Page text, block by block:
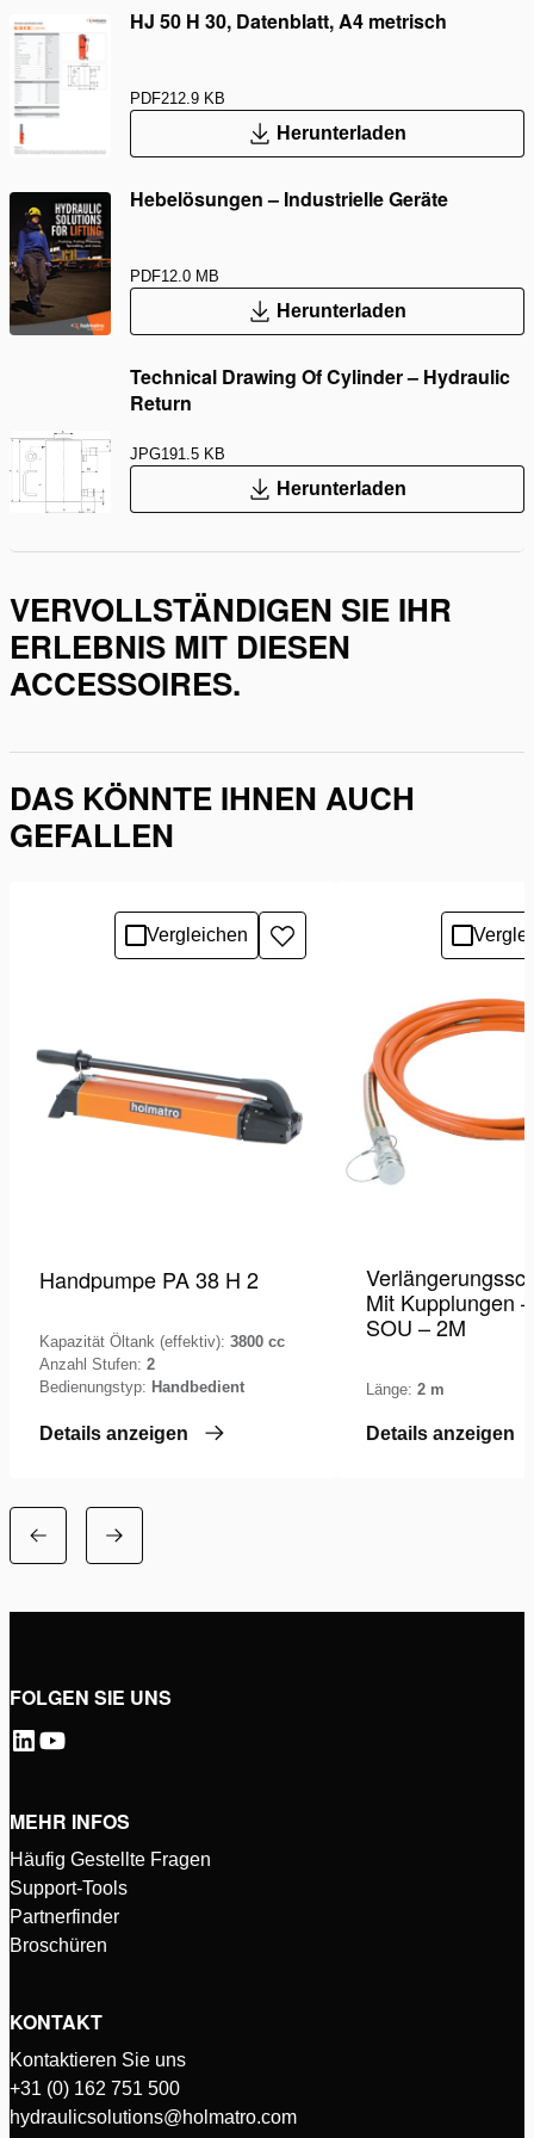
HJ 50 H 30, Datenblatt, A4 metrisch
PDF212.9 KB
Herunterladen
Hebelösungen – Industrielle Geräte
PDF12.0 MB
Herunterladen
Technical Drawing Of Cylinder – Hydraulic
Return
JPG191.5 KB
Herunterladen
VERVOLLSTÄNDIGEN SIE IHR
ERLEBNIS MIT DIESEN
ACCESSOIRES.
DAS KÖNNTE IHNEN AUCH
GEFALLEN
Vergleichen
Zur
Wunschliste
Handpumpe PA 38 H 2
Kapazität Öltank (effektiv): 3800 cc
Anzahl Stufen: 2
Bedienungstyp: Handbedient
Details anzeigen
Mit Kupplungen
SOU – 2M
Länge: 2 m
Details anzeigen
FOLGEN SIE UNS
MEHR INFOS
Häufig Gestellte Fragen
Support-Tools
Partnerfinder
Broschüren
KONTAKT
Kontaktieren Sie uns
+31 (0) 162 751 500
hydraulicsolutions@holmatro.com